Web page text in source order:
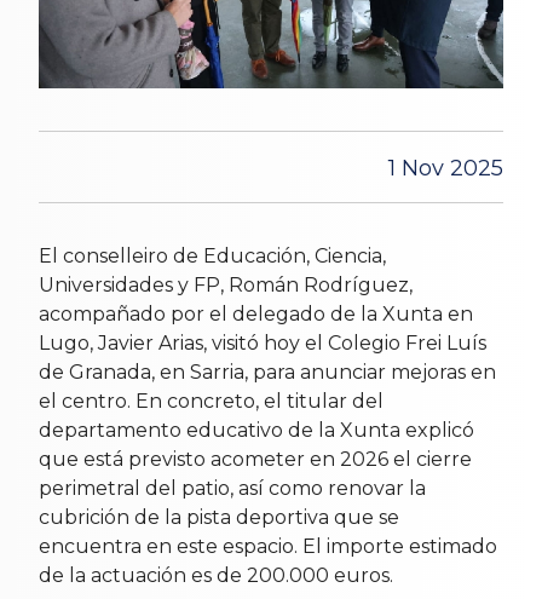
1 Nov 2025
El conselleiro de Educación, Ciencia,
Universidades y FP, Román Rodríguez,
acompañado por el delegado de la Xunta en
Lugo, Javier Arias, visitó hoy el Colegio Frei Luís
de Granada, en Sarria, para anunciar mejoras en
el centro. En concreto, el titular del
departamento educativo de la Xunta explicó
que está previsto acometer en 2026 el cierre
perimetral del patio, así como renovar la
cubrición de la pista deportiva que se
encuentra en este espacio. El importe estimado
de la actuación es de 200.000 euros.